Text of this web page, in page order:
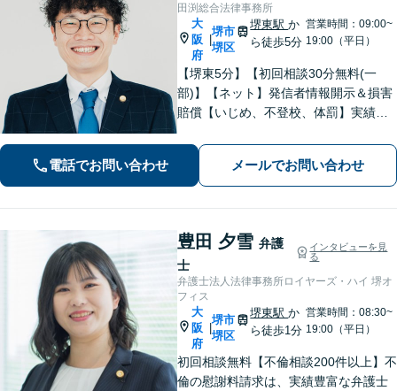
田渕総合法律事務所
大
阪
府
|
堺市
堺区
堺東駅か
ら徒歩5分
営業時間：09:00~
19:00（平日）
【堺東5分】【初回相談30分無料(一
部)】【ネット】発信者情報開示＆損害
賠償【いじめ、不登校、体罰】実績豊
利な条件での慰謝料・離婚【労働問
題】ハラスメント事案の実績／裁判を
見据えて加害者・会社と交渉【土日祝
対応】
電話でお問い合わせ メールでお問い合わせ
豊田 夕雪 弁護
士
インタビューを見
る
弁護士法人法律事務所ロイヤーズ・ハイ 堺オ
フィス
大
阪
府
|
堺市
堺区
堺東駅か
ら徒歩1分
営業時間：08:30~
19:00（平日）
初回相談無料【不倫相談200件以上】不
倫の慰謝料請求は、実績豊富な弁護士